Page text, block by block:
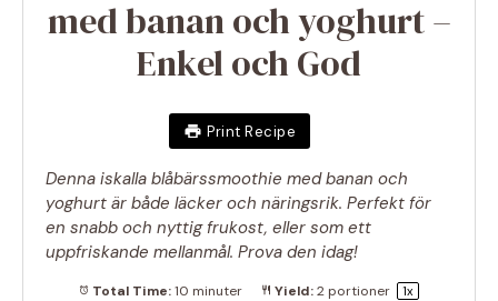
med banan och yoghurt –
Enkel och God
Print Recipe
Denna iskalla blåbärssmoothie med banan och
yoghurt är både läcker och näringsrik. Perfekt för
en snabb och nyttig frukost, eller som ett
uppfriskande mellanmål. Prova den idag!
Total Time: 10 minuter Yield: 2 portioner 1x